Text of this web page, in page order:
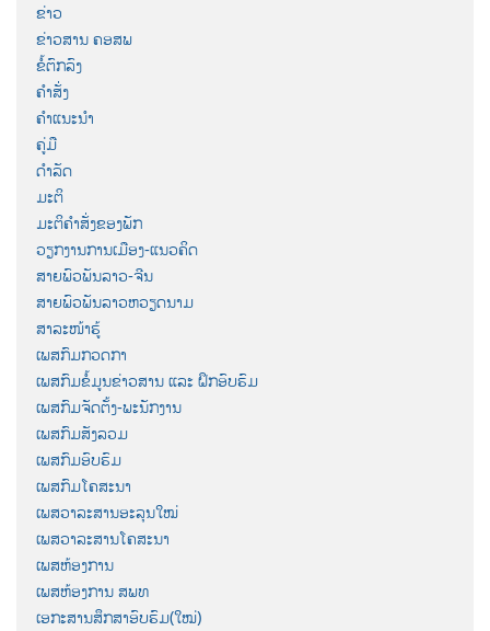
ຂ່າວ
ຂ່າວສານ ຄອສພ
ຂໍ້ຕົກລົງ
ຄຳສັ່ງ
ຄຳແນະນຳ
ຄູ່ມື
ດຳລັດ
ມະຕິ
ມະຕິຄຳສັ່ງຂອງພັກ
ວຽກງານການເມືອງ-ແນວຄິດ
ສາຍພົວພັນລາວ-ຈີນ
ສາຍພົວພັນລາວຫວຽດນາມ
ສາລະໜ້າຮູ້
ເພສກົມກວດກາ
ເພສກົມຂໍ້ມູນຂ່າວສານ ແລະ ຝຶກອົບຮົມ
ເພສກົມຈັດຕັ້ງ-ພະນັກງານ
ເພສກົມສັງລວມ
ເພສກົມອົບຮົມ
ເພສກົມໂຄສະນາ
ເພສວາລະສານອະລຸນໃໝ່
ເພສວາລະສານໂຄສະນາ
ເພສຫ້ອງການ
ເພສຫ້ອງການ ສພທ
ເອກະສານສຶກສາອົບຮົມ(ໃໝ່)